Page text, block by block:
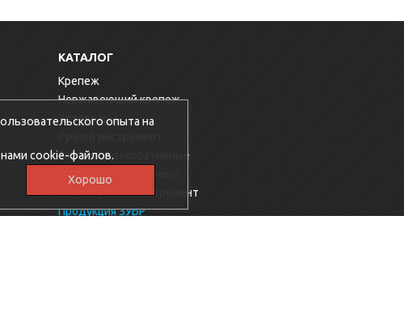
КАТАЛОГ
Крепеж
Нержавеющий крепеж
Хозтовары
Заглушки декоративные
Малярный инструмент
Штукатурный инструмент
Продукция ЗУБР
опыта на
cookie-файлов.
Хорошо